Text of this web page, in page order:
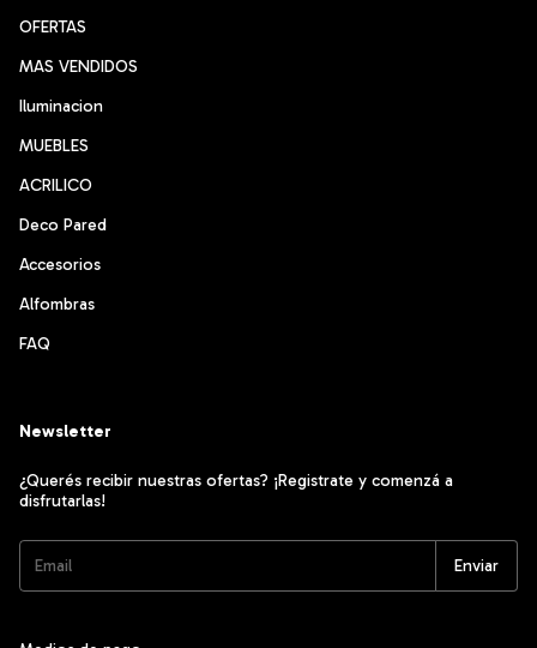
OFERTAS
MAS VENDIDOS
Iluminacion
MUEBLES
ACRILICO
Deco Pared
Accesorios
Alfombras
FAQ
Newsletter
¿Querés recibir nuestras ofertas? ¡Registrate y comenzá a
disfrutarlas!